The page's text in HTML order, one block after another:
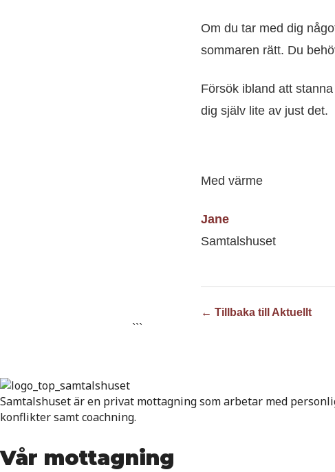
Om du tar med dig
sommaren rätt. Du
Försök ibland att
dig själv lite av just det.
Med värme
Jane
Samtalshuset
← Tillbaka till Aktuellt
```
Samtalshuset är en privat mottagning som arbetar med
konflikter samt coachning.
Vår mottagning